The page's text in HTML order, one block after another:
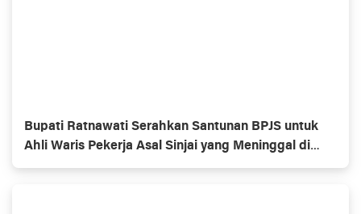
Bupati Ratnawati Serahkan Santunan BPJS untuk
Ahli Waris Pekerja Asal Sinjai yang Meninggal di
Morowali